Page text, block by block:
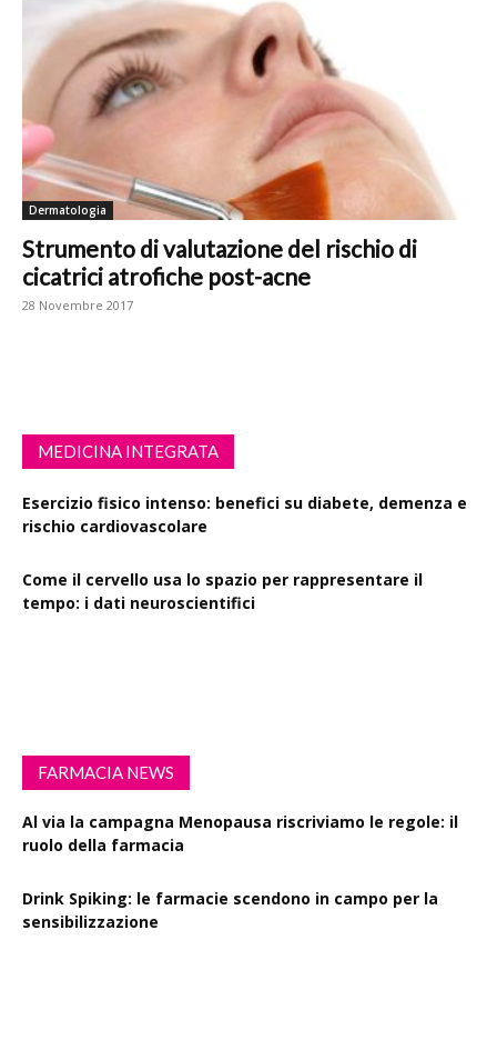
Dermatologia
Strumento di valutazione del rischio di
cicatrici atrofiche post-acne
28 Novembre 2017
MEDICINA INTEGRATA
Esercizio fisico intenso: benefici su diabete, demenza e
rischio cardiovascolare
Come il cervello usa lo spazio per rappresentare il
tempo: i dati neuroscientifici
FARMACIA NEWS
Al via la campagna Menopausa riscriviamo le regole: il
ruolo della farmacia
Drink Spiking: le farmacie scendono in campo per la
sensibilizzazione